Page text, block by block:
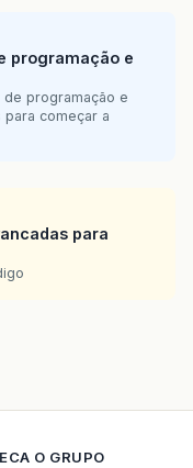
programação e
de programação e
começar a
para
O GRUPO